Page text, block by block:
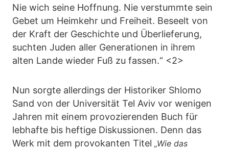
Nie wich seine Hoffnung. Nie verstummte sein
Gebet um Heimkehr und Freiheit. Beseelt von
der Kraft der Geschichte und Überlieferung,
suchten Juden aller Generationen in ihrem
alten Lande wieder Fuß zu fassen.“ <2>
Nun sorgte allerdings der Historiker Shlomo
Sand von der Universität Tel Aviv vor wenigen
Jahren mit einem provozierenden Buch für
lebhafte bis heftige Diskussionen. Denn das
Werk mit dem provokanten Titel „Wie das